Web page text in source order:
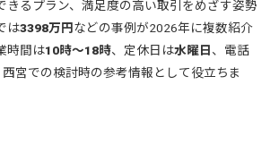
きるプラン、満足度の高い取引をめざす姿勢
は3398万円 などの事例が2026年に複数紹介
時間は10時〜18時、定休日は水曜日、電話
西宮での検討時の参考情報として役立ちま